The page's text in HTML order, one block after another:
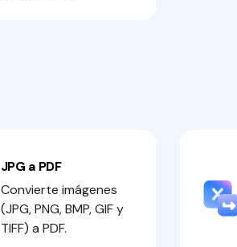
JPG a PDF
Convierte imágenes
(JPG, PNG, BMP, GIF y
TIFF) a PDF.